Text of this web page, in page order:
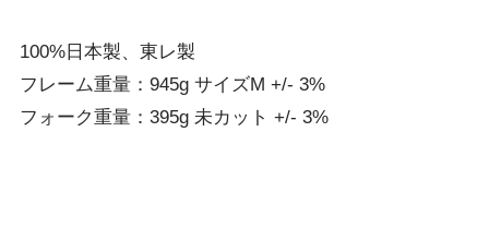
100%日本製、東レ製
フレーム重量：945g サイズM +/- 3%
フォーク重量：395g 未カット +/- 3%